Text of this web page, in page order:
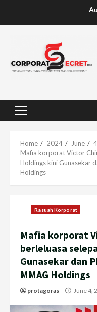
Primary
Home 2024 June
4
Mafia korporat Victor
Holdings kini Gunasekar
Holdings
Rasuah Korporat
Mafia korporat
berleluasa
Gunasekar dan
MMAG Holdings
protagoras June 4,